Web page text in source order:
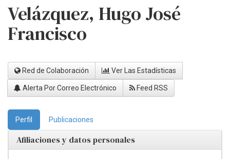
Velázquez, Hugo José
Francisco
Red de Colaboración Ver Las Estadísticas
Alerta Por Correo Electrónico Feed RSS
Perfil Publicaciones
Afiliaciones y datos personales